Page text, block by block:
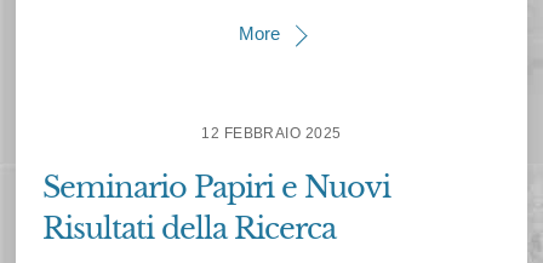
More
12 FEBBRAIO 2025
Seminario Papiri e Nuovi
Risultati della Ricerca